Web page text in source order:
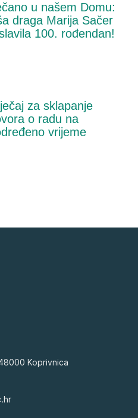
u našem Domu:
draga Marija Sačer
100. rođendan!
za sklapanje
o radu na
vrijeme
Koprivnica